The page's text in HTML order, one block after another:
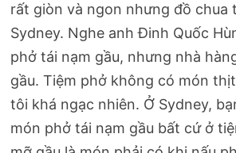
rất giòn và ngon nhưng đồ
Sydney. Nghe anh Đinh Quốc
phở tái nạm gầu, nhưng nhà
gầu. Tiệm phở không có món
tôi khá ngạc nhiên. Ở Sydney,
món phở tái nạm gầu bất cứ ở